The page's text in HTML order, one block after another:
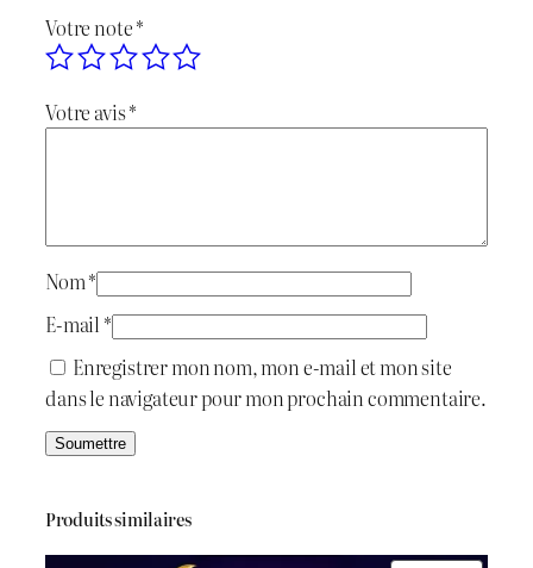
Votre note*
Votre avis*
Nom*
E-mail *
Enregistrer mon nom, mon e-mail et mon site
dans le navigateur pour mon prochain commentaire.
Produits similaires